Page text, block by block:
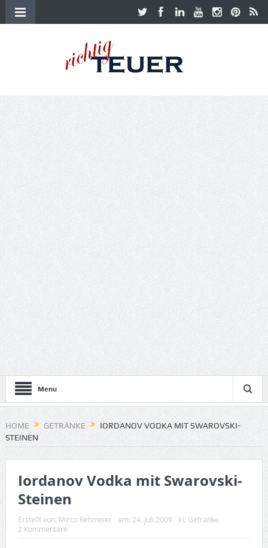
Menu
HOME GETRÄNKE
IORDANOV VODKA MIT SWAROVSKI-
STEINEN
Iordanov Vodka mit Swarovski-
Steinen
Erstellt von: Mirco Rehmeier am: 24. Juli 2009 In: Getränke
2 Kommentare